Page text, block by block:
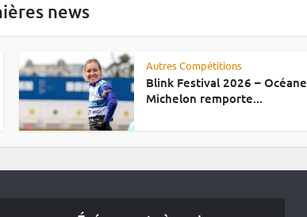
news
Autres Compétitions
Blink Festival 2026 – Océane
Michelon remporte...